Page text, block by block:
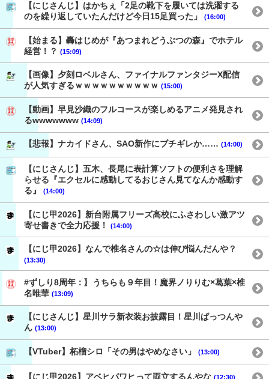
【にじさんじ】はかちぇ「2足の靴下を履いては洗濯する
のを繰り返していたんだけど今日15足買った」
(16:00)
【始まる】轟はじめが『あつまれどうぶつの森』でホテル
経営！？ (15:09)
【画像】夕刻ロベルさん、ファイナルファンタジーX配信
が人気すぎるｗｗｗｗｗｗｗｗｗｗ (15:00)
【動画】早見沙織のフルコースが楽しめるアニメ発見され
るwwwwwww (14:09)
【悲報】ナカイドさん、SAO新作にブチギレか…… (14:00)
【にじさんじ】五木、長尾に表計算ソフトの便利さを理解
らせる『エクセルに感動してるおじさん見てなんか感動す
る』
(14:00)
【にじ甲2026】新台附属フリーズ高校にふさわしい激アツ
寄せ書きで全力応援！
(14:00)
【にじ甲2026】なんで椎名さんの☆は伸び悩んだんや？
(13:30)
#ずしり8周年：〗うちらも９年目！魔界ノりりむ×葛葉×椎
名唯華 (13:09)
【にじさんじ】星川サラ新衣装お披露目！星川ぱっつんや
ん (13:00)
【VTuber】柘榴シロ「その男はやめなさい」 (13:00)
【にじ甲2026】アベヒパワヒって両立するんやな (12:30)